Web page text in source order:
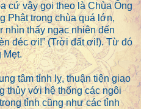
cứ vậy gọi theo là Chùa Ông
Phật trong chùa quá lớn,
nhìn thấy ngạc nhiên đến
đéc ơi!” (Trời đất ơi!). Từ đó
Mẹt.
tâm tỉnh lỵ, thuận tiện giao
thủy với hệ thống các ngôi
tỉnh cũng như các tỉnh